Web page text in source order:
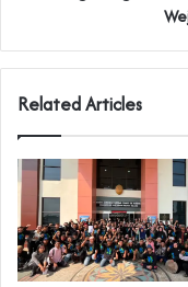
Related Articles